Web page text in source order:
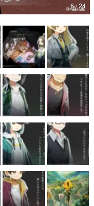
6 / 24